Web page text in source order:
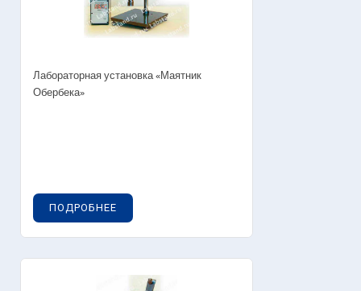
Лабораторная установка «Маятник
Обербека»
ПОДРОБНЕЕ